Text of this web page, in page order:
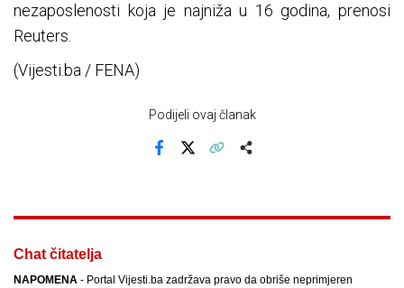
nezaposlenosti koja je najniža u 16 godina, prenosi
Reuters.
(Vijesti.ba / FENA)
Podijeli ovaj članak
Chat čitatelja
NAPOMENA - Portal Vijesti.ba zadržava pravo da obriše neprimjeren